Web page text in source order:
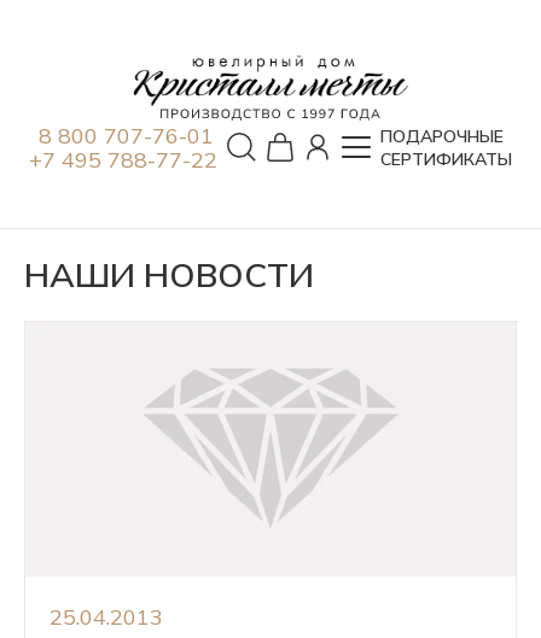
8 800 707-76-01
+7 495 788-77-22
ПОДАРОЧНЫЕ
СЕРТИФИКАТЫ
НАШИ НОВОСТИ
25.04.2013